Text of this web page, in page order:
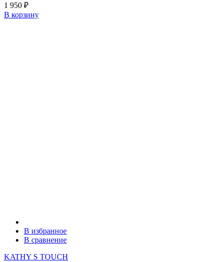
1 950 ₽
В корзину
В избранное
В сравнение
KATHY S TOUCH